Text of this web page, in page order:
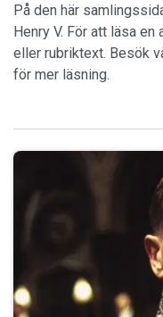
På den här
Henry V. För att läsa
eller rubriktext. Besök
för mer läsning.